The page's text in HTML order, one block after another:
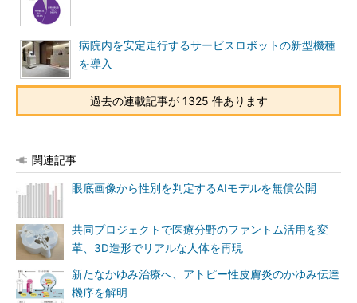
病院内を安定走行するサービスロボットの新型機種
を導入
過去の連載記事が 1325 件あります
関連記事
眼底画像から性別を判定するAIモデルを無償公開
共同プロジェクトで医療分野のファントム活用を変
革、3D造形でリアルな人体を再現
新たなかゆみ治療へ、アトピー性皮膚炎のかゆみ伝達
機序を解明